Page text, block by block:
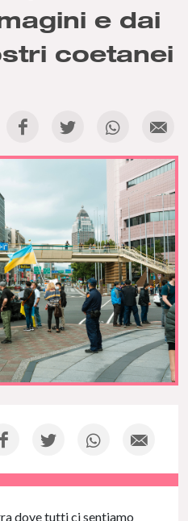
e dai
coetanei
dove tutti ci sentiamo